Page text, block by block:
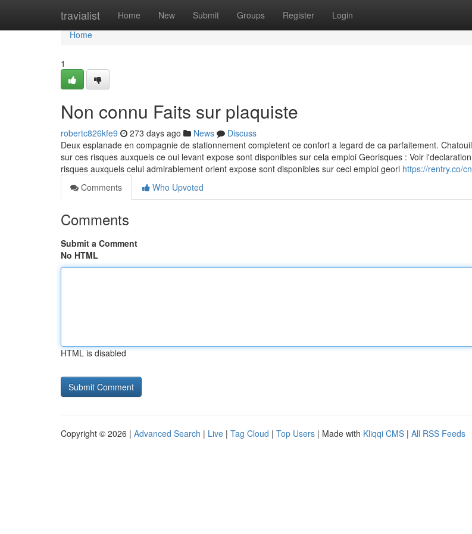
travialist Home New Submit Groups Register Login
Home
Home
1
Non connu Faits sur plaquiste
robertc826kfe9 273 days ago News
Discuss
Deux esplanade en compagnie de stationnement completent ce confort a legard de ca parfaitement.
sur ces risques auxquels ce oui levant expose sont disponibles sur cela emploi Georisques : Voir
risques auxquels celui admirablement orient expose sont disponibles sur ceci emploi geori https://rentry.co/
Comments
Who Upvoted
Comments
Submit a Comment
No HTML
HTML is disabled
Copyright © 2026 | Advanced Search | Live | Tag Cloud | Top Users | Made with Kliqqi CMS | All RSS Feeds